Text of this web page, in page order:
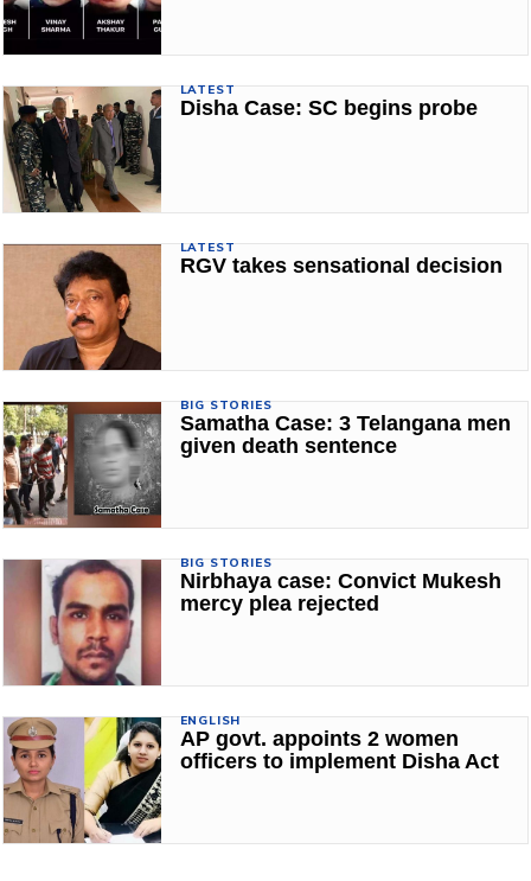
LATEST
Disha Case: SC begins probe
LATEST
RGV takes sensational decision
BIG STORIES
Samatha Case: 3 Telangana men
given death sentence
BIG STORIES
Nirbhaya case: Convict Mukesh
mercy plea rejected
ENGLISH
AP govt. appoints 2 women
officers to implement Disha Act